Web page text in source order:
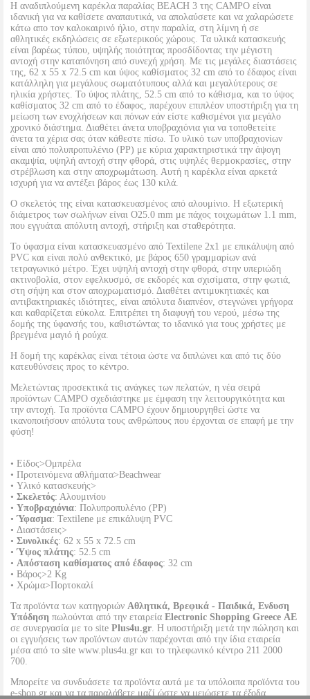
H αναδιπλούμενη καρέκλα παραλίας BEACH 3 της CAMPO είναι
ιδανική για να καθίσετε αναπαυτικά, να απολαύσετε και να χαλαρώσετε
κάτω απο τον καλοκαιρινό ήλιο, στην παραλία, στη λίμνη ή σε
αθλητικές εκδηλώσεις σε εξωτερικούς χώρους. Τα υλικά κατασκευής
είναι βαρέως τύπου, υψηλής ποιότητας προσδίδοντας την μέγιστη
αντοχή στην καταπόνηση από συνεχή χρήση. Με τις μεγάλες διαστάσεις
της, 62 x 55 x 72.5 cm και ύψος καθίσματος 32 cm από το έδαφος είναι
κατάλληλη για μεγάλους σωματότυπους αλλά και μεγαλύτερους σε
ηλικία χρήστες. Το ύψος πλάτης, 52.5 cm από το κάθισμα, και το ύψος
καθίσματος 32 cm από το έδαφος, παρέχουν επιπλέον υποστήριξη για τη
μείωση των ενοχλήσεων και πόνων εάν είστε καθισμένοι για μεγάλο
χρονικό διάστημα. Διαθέτει άνετα υποβραχιόνια για να τοποθετείτε
άνετα τα χέρια σας όταν κάθεστε πίσω. Το υλικό των υποβραχιονίων
είναι από πολυπροπυλένιο (ΡΡ) με κύρια χαρακτηριστικά την άψογη
ακαμψία, υψηλή αντοχή στην φθορά, στις υψηλές θερμοκρασίες, στην
στρέβλωση και στην αποχρωμάτωση. Αυτή η καρέκλα είναι αρκετά
ισχυρή για να αντέξει βάρος έως 130 κιλά.
Ο σκελετός της είναι κατασκευασμένος από αλουμίνιο. Η εξωτερική
διάμετρος των σωλήνων είναι O25.0 mm με πάχος τοιχωμάτων 1.1 mm,
που εγγυάται απόλυτη αντοχή, στήριξη και σταθερότητα.
Το ύφασμα είναι κατασκευασμένο από Textilene 2x1 με επικάλυψη από
PVC και είναι πολύ ανθεκτικό, με βάρος 650 γραμμαρίων ανά
τετραγωνικό μέτρο. Έχει υψηλή αντοχή στην φθορά, στην υπεριώδη
ακτινοβολία, στον εφελκυσμό, σε εκδορές και σχισίματα, στην φωτιά,
στη σήψη και στον αποχρωματισμό. Διαθέτει αντιμυκητιακές και
αντιβακτηριακές ιδιότητες, είναι απόλυτα διαπνέον, στεγνώνει γρήγορα
και καθαρίζεται εύκολα. Επιτρέπει τη διαφυγή του νερού, μέσω της
δομής της ύφανσής του, καθιστώντας το ιδανικό για τους χρήστες με
βρεγμένα μαγιό ή ρούχα.
Η δομή της καρέκλας είναι τέτοια ώστε να διπλώνει και από τις δύο
κατευθύνσεις προς το κέντρο.
Μελετώντας προσεκτικά τις ανάγκες των πελατών, η νέα σειρά
προϊόντων CAMPO σχεδιάστηκε με έμφαση την λειτουργικότητα και
την αντοχή. Τα προϊόντα CAMPO έχουν δημιουργηθεί ώστε να
ικανοποιήσουν απόλυτα τους ανθρώπους που έρχονται σε επαφή με την
φύση!
• Είδος>Ομπρέλα
• Προτεινόμενα αθλήματα>Beachwear
• Υλικό κατασκευής>
• Σκελετός: Αλουμινίου
• Υποβραχιόνια: Πολυπροπυλένιο (PP)
•Ύφασμα: Textilene με επικάλυψη PVC
• Διαστάσεις>
• Συνολικές: 62 x 55 x 72.5 cm
•Ύψος πλάτης: 52.5 cm
• Απόσταση καθίσματος από έδαφος: 32 cm
• Βάρος>2 Kg
• Χρώμα>Πορτοκαλί
Τα προϊόντα των κατηγοριών Αθλητικά, Βρεφικά - Παιδικά, Ενδυση
Υπόδηση πωλούνται από την εταιρεία Electronic Shopping Greece ΑΕ
σε συνεργασία με το site Plus4u.gr. Η υποστήριξη μετά την πώληση και
οι εγγυήσεις των προϊόντων αυτών παρέχονται από την ίδια εταιρεία
μέσα από το site www.plus4u.gr και το τηλεφωνικό κέντρο 211 2000
700.
Μπορείτε να συνδυάσετε τα προϊόντα αυτά με τα υπόλοιπα προϊόντα του
e-shop.gr και να τα παραλάβετε μαζί ώστε να μειώσετε τα έξοδα